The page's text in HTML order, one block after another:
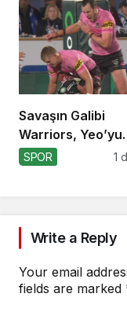
Savaşın Galibi
Warriors, Yeo’yu
Kaybetti!
SPOR 1
Write a Reply
Your email
fields are marked